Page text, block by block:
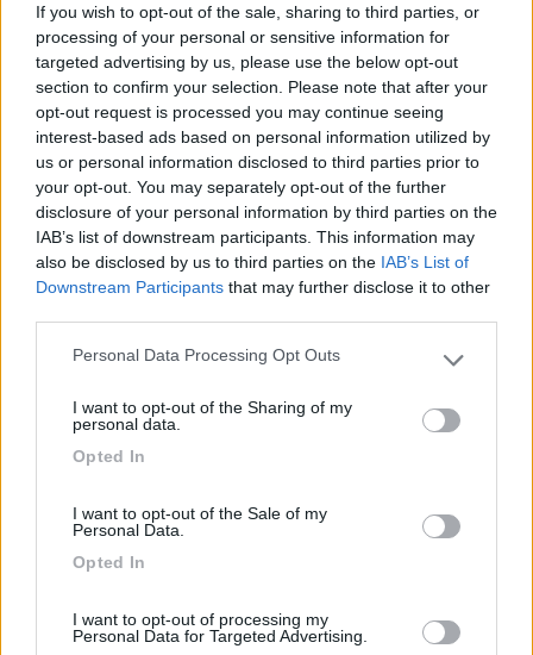
If you wish to opt-out of the sale, sharing to third parties, or
processing of your personal or sensitive information for
targeted advertising by us, please use the below opt-out
section to confirm your selection. Please note that after your
opt-out request is processed you may continue seeing
interest-based ads based on personal information utilized by
us or personal information disclosed to third parties prior to
your opt-out. You may separately opt-out of the further
disclosure of your personal information by third parties on the
IAB’s list of downstream participants. This information may
also be disclosed by us to third parties on the IAB’s List of
Downstream Participants that may further disclose it to other
Please note that this website/app uses one or more Google
not limited to your visit or usage behaviour. You may click to
grant or deny consent to Google and its third-party tags to
use your data for below specified purposes in below Google
Personal Data Processing Opt Outs
I want to opt-out of the Sharing of my
personal data.
Opted In
I want to opt-out of the Sale of my
Personal Data.
Opted In
I want to opt-out of processing my
Personal Data for Targeted Advertising.
Randomtourist 23/08/2020 20:32
Area molto piccola, da 6 a max 8 posti, graziosa,
recintata, CS, attacco luce, in piano, inghiaiata.
Adiacenti giochi bimbi, piscina(!), comunale,
gratuita(!), con sdraio, non segnalata, fruibile e
piccolo parco pubblico, assai erto e ombroso,
panchine, tavolo. Curioso e fortuito l'accesso
all'area: bilico apribile a tempo solo con scheda
sia in entrata che in uscita, no telefoni, no
istruzioni. Non si sa come reperire la scheda, si
rischia di restare prigionieri una volta entrati.
occupanti, ma se si arriva di notte o ad area vuota
o a benzinaio di fronte chiuso? Pagamento tramite
bonifico o vaglia al Comune con reperimento IBAN
sul sito.
Accessibilità